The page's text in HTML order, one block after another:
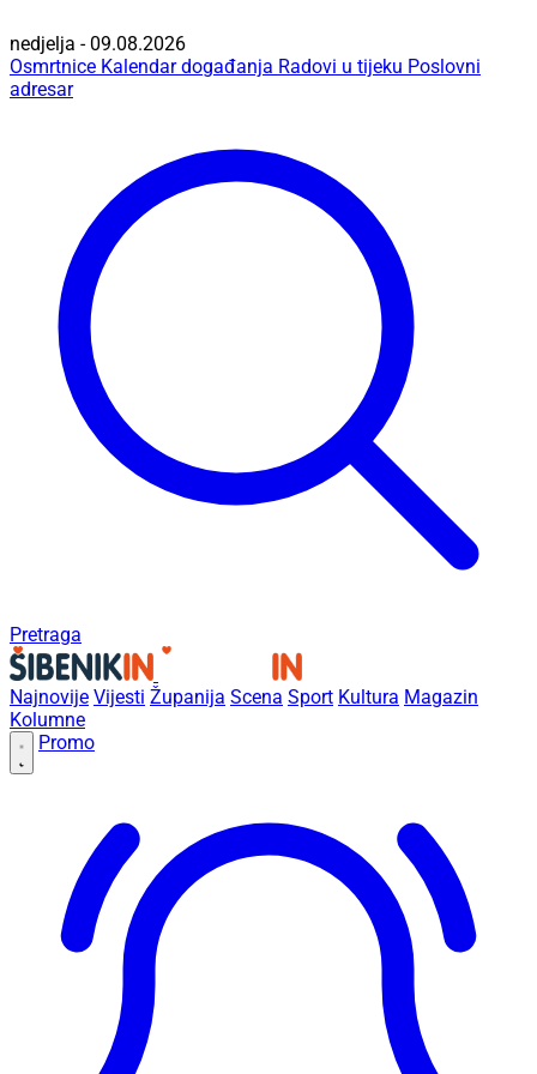
nedjelja - 09.08.2026
Osmrtnice Kalendar događanja Radovi u tijeku Poslovni
adresar
Pretraga
Najnovije Vijesti Županija Scena Sport Kultura Magazin
Kolumne
Promo